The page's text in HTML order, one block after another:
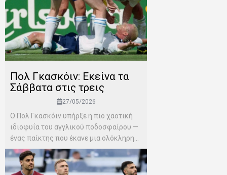
Πολ Γκασκόιν: Εκείνα τα
Σάββατα στις τρεις
27/05/2026
Ο Πολ Γκασκόιν υπήρξε η πιο χαοτική
ιδιοφυΐα του αγγλικού ποδοσφαίρου —
ένας παίκτης που έκανε μια ολόκληρη...